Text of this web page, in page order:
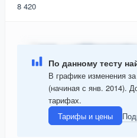
8 420
По данному тесту
В графике изменения
(начиная с янв. 2014).
тарифах.
Тарифы и цены